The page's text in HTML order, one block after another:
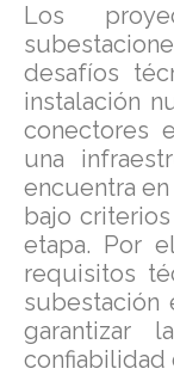
Los
desafíos
instalación
conectores
una
encuentra
bajo
etapa. Por
requisitos
subestación
garantizar
confiabilidad